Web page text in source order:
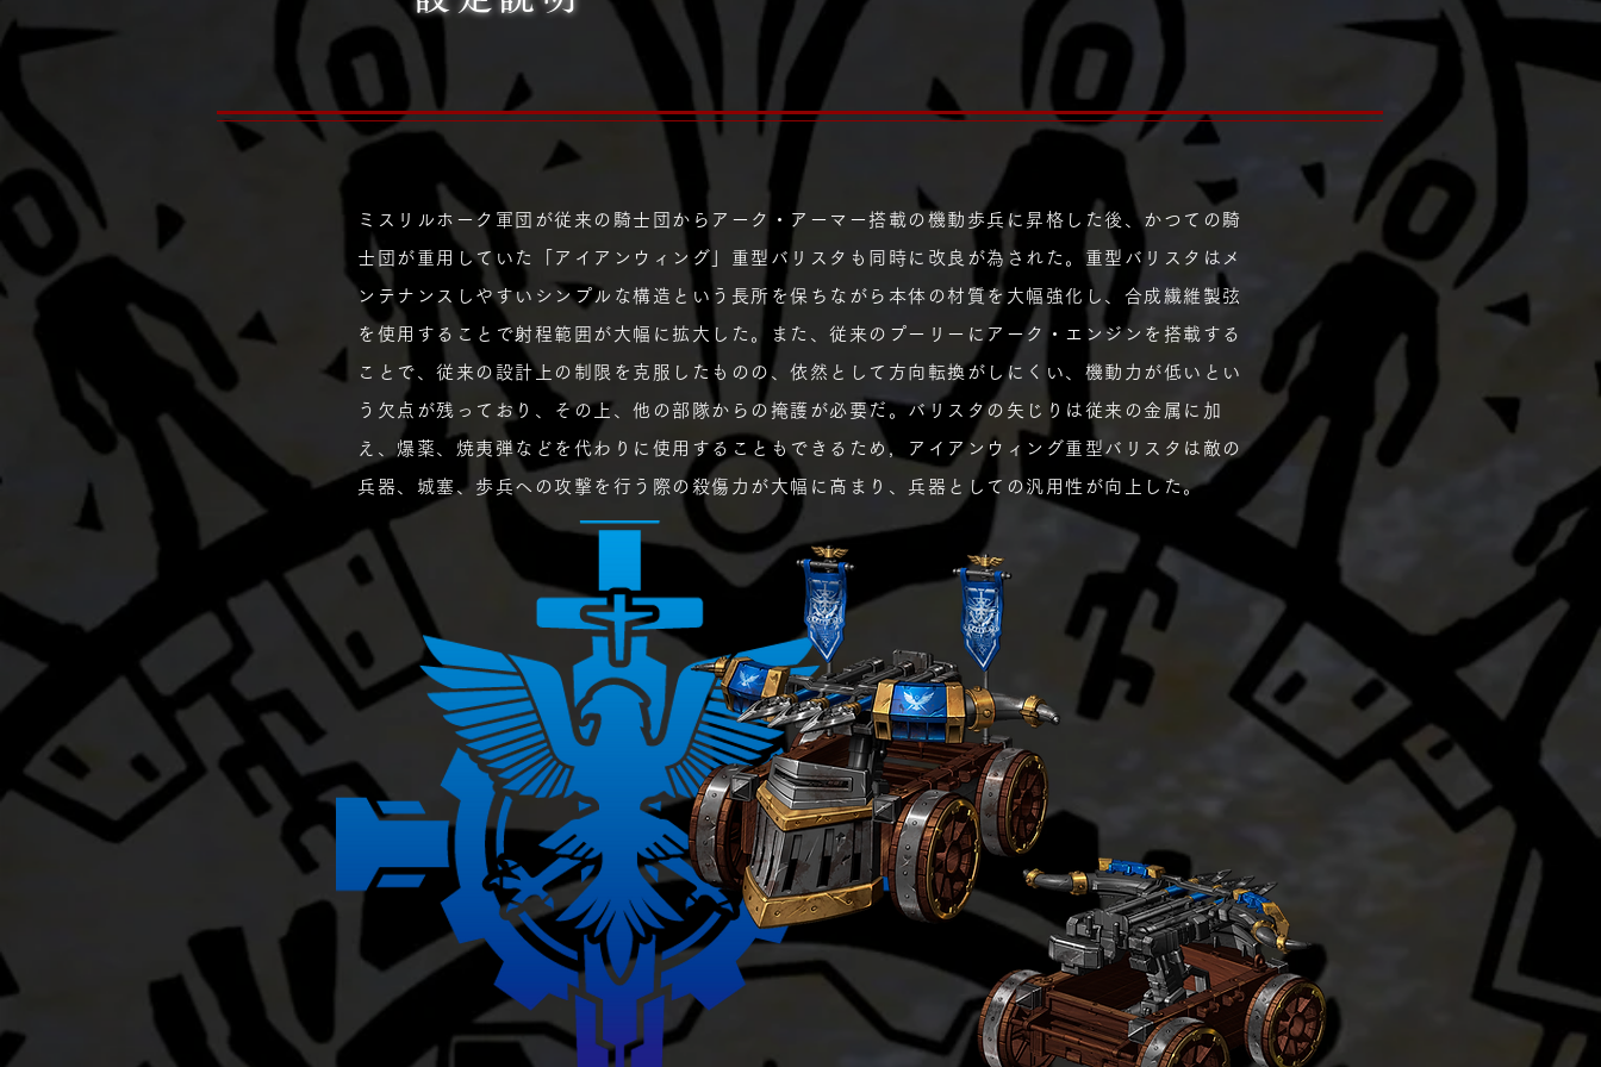
ミスリルホーク軍団が従来の騎士団からアーク・アーマー搭載の機動歩兵に昇格した後、かつての騎
士団が重用していた「アイアンウィング」重型バリスタも同時に改良が為された。重型バリスタはメ
ンテナンスしやすいシンプルな構造という長所を保ちながら本体の材質を大幅強化し、合成繊維製弦
を使用することで射程範囲が大幅に拡大した。また、従来のプーリーにアーク・エンジンを搭載する
ことで、従来の設計上の制限を克服したものの、依然として方向転換がしにくい、機動力が低いとい
う欠点が残っており、その上、他の部隊からの掩護が必要だ。バリスタの矢じりは従来の金属に加
え、爆薬、焼夷弾などを代わりに使用することもできるため，アイアンウィング重型バリスタは敵の
兵器、城塞、歩兵への攻撃を行う際の殺傷力が大幅に高まり、兵器としての汎用性が向上した。